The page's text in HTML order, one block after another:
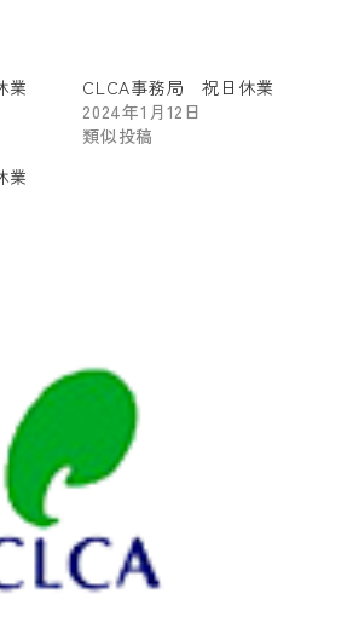
業
CLCA事務局 祝日休業
2024年1月12日
類似投稿
業